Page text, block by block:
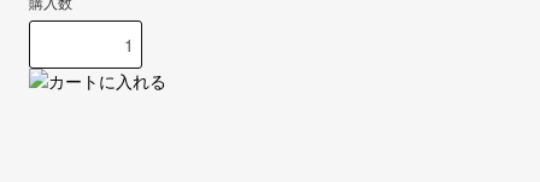
購入数